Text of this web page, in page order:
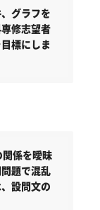
グラフを
修志望者
標にしま
係を曖昧
題で混乱
設問文の